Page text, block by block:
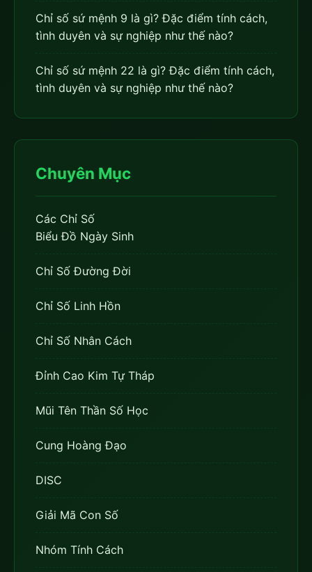
Chỉ số sứ mệnh 9 là gì? Đặc điểm tính cách,
tình duyên và sự nghiệp như thế nào?
Chỉ số sứ mệnh 22 là gì? Đặc điểm tính cách,
tình duyên và sự nghiệp như thế nào?
Chuyên Mục
Các Chỉ Số
Biểu Đồ Ngày Sinh
Chỉ Số Đường Đời
Chỉ Số Linh Hồn
Chỉ Số Nhân Cách
Đỉnh Cao Kim Tự Tháp
Mũi Tên Thần Số Học
Cung Hoàng Đạo
DISC
Giải Mã Con Số
Nhóm Tính Cách